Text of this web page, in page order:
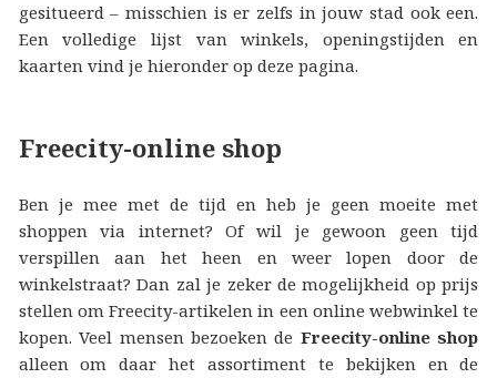
gesitueerd – misschien is er zelfs in jouw stad ook een.
Een volledige lijst van winkels, openingstijden en
kaarten vind je hieronder op deze pagina.
Freecity-online shop
Ben je mee met de tijd en heb je geen moeite met
shoppen via internet? Of wil je gewoon geen tijd
verspillen aan het heen en weer lopen door de
winkelstraat? Dan zal je zeker de mogelijkheid op prijs
stellen om Freecity-artikelen in een online webwinkel te
kopen. Veel mensen bezoeken de Freecity-online shop
alleen om daar het assortiment te bekijken en de